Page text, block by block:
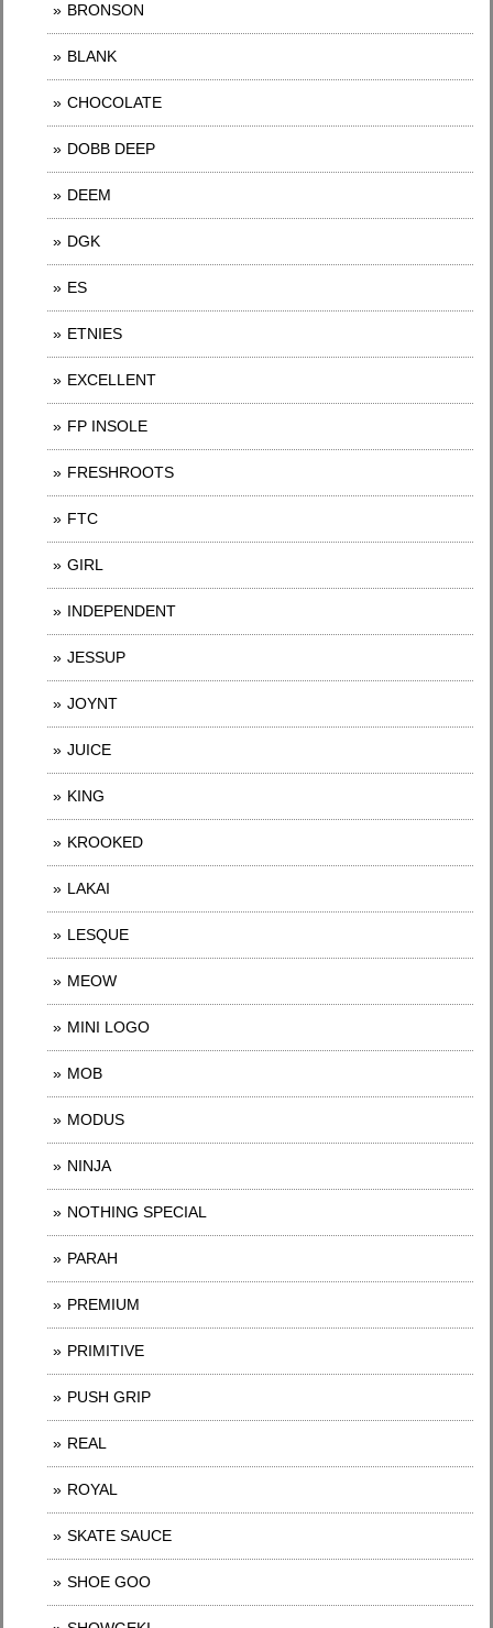
BRONSON
BLANK
CHOCOLATE
DOBB DEEP
DEEM
DGK
ES
ETNIES
EXCELLENT
FP INSOLE
FRESHROOTS
FTC
GIRL
INDEPENDENT
JESSUP
JOYNT
JUICE
KING
KROOKED
LAKAI
LESQUE
MEOW
MINI LOGO
MOB
MODUS
NINJA
NOTHING SPECIAL
PARAH
PREMIUM
PRIMITIVE
PUSH GRIP
REAL
ROYAL
SKATE SAUCE
SHOE GOO